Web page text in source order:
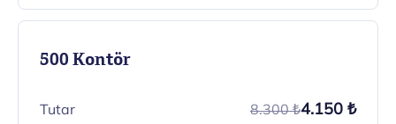
500 Kontör
Tutar 8.300 ₺4.150 ₺